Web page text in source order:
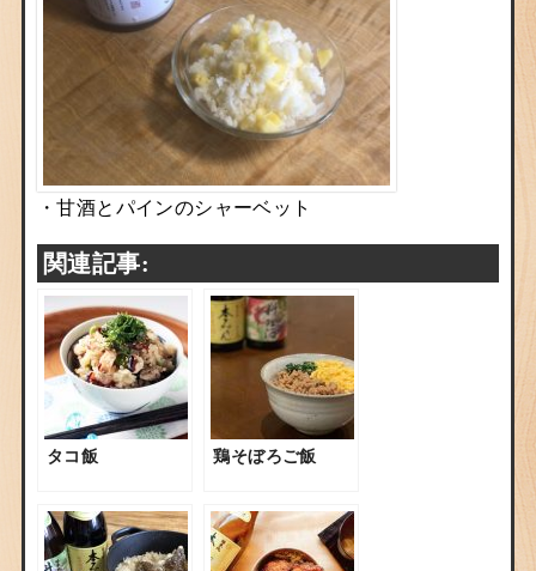
・甘酒とパインのシャーベット
関連記事:
タコ飯 鶏そぼろご飯